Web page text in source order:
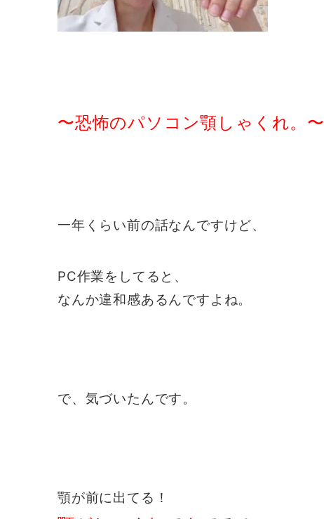
〜恐怖のパソコン顎しゃくれ。〜
一年くらい前の話なんですけど、
PC作業をしてると、
なんか違和感あるんですよね。
で、気づいたんです。
顎が前に出てる！